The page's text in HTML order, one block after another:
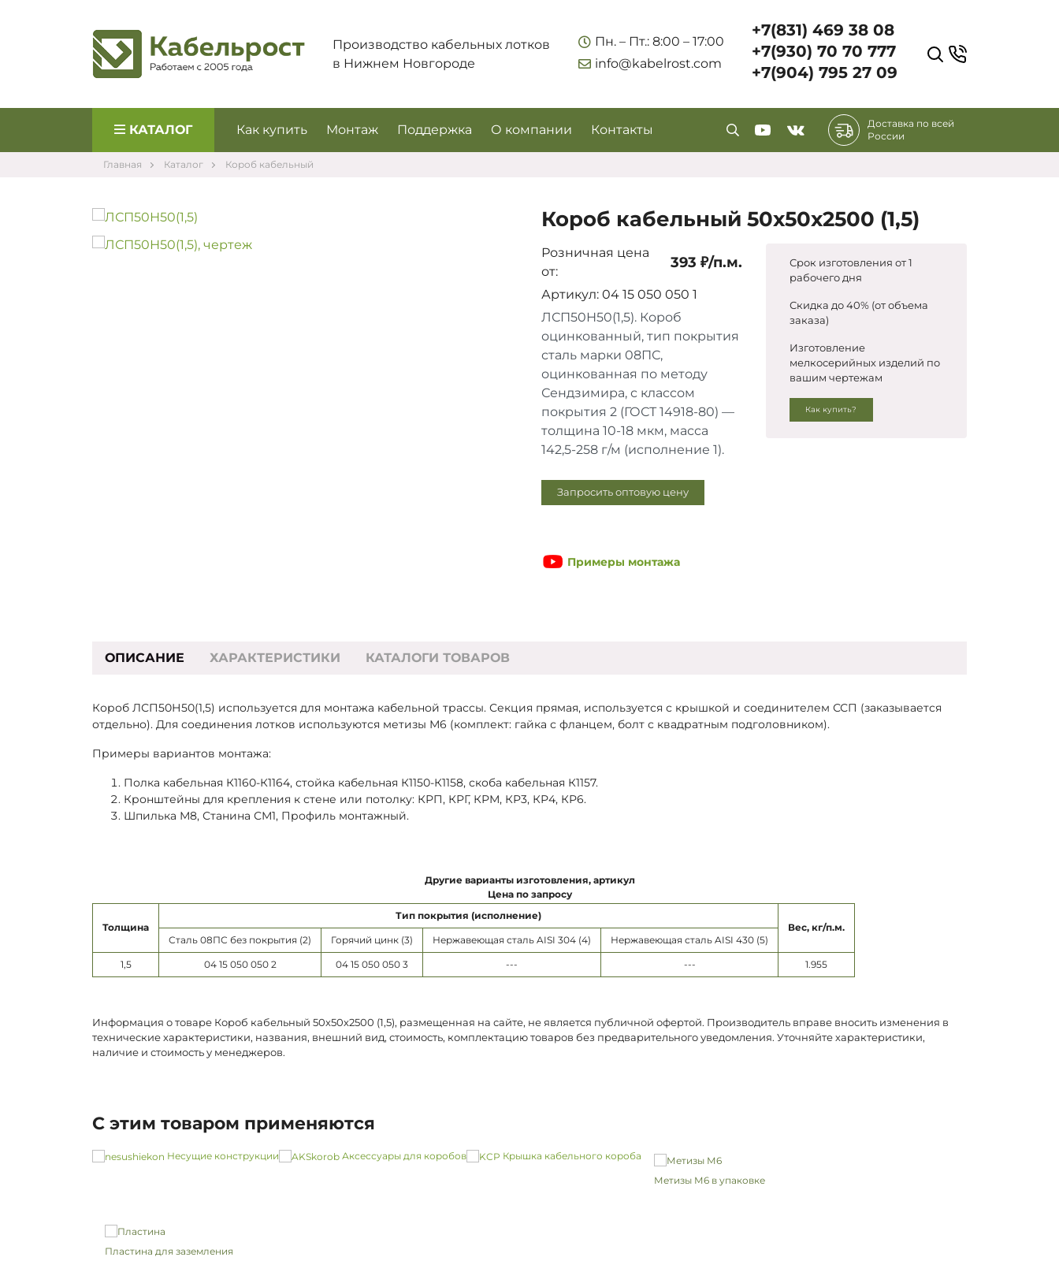
Производство кабельных лотков
в Нижнем Новгороде
Пн. – Пт.: 8:00 – 17:00
info@kabelrost.com
+7(831) 469 38 08
+7(930) 70 70 777
+7(904) 795 27 09
КАТАЛОГ Как купить Монтаж Поддержка О компании Контакты
Доставка по всей
России
Главная Каталог Короб кабельный
Короб кабельный 50х50х2500 (1,5)
Розничная цена
от:
393 ₽/п.м.
Артикул: 04 15 050 050 1
ЛСП50Н50(1,5). Короб
оцинкованный, тип покрытия
сталь марки 08ПС,
оцинкованная по методу
Сендзимира, с классом
покрытия 2 (ГОСТ 14918-80) —
толщина 10-18 мкм, масса
142,5-258 г/м (исполнение 1).
Запросить оптовую цену
Примеры монтажа
Срок изготовления от 1
рабочего дня
Скидка до 40% (от объема
заказа)
Изготовление
мелкосерийных изделий по
вашим чертежам
Как купить?
ОПИСАНИЕ ХАРАКТЕРИСТИКИ КАТАЛОГИ ТОВАРОВ
Короб ЛСП50Н50(1,5) используется для монтажа кабельной трассы. Секция прямая, используется с крышкой и соединителем ССП (заказывается
отдельно). Для соединения лотков используются метизы М6 (комплект: гайка с фланцем, болт с квадратным подголовником).
Примеры вариантов монтажа:
Полка кабельная К1160-К1164, стойка кабельная К1150-К1158, скоба кабельная К1157.
Кронштейны для крепления к стене или потолку: КРП, КРГ, КРМ, КР3, КР4, КР6.
Шпилька М8, Станина СМ1, Профиль монтажный.
Другие варианты изготовления, артикул
Цена по запросу
Толщина
Тип покрытия (исполнение)
Вес, кг/п.м.
Сталь 08ПС без покрытия (2)
Горячий цинк (3) Нержавеющая сталь AISI 304 (4) Нержавеющая сталь AISI 430 (5)
1,5 04 15 050 050 2 04 15 050 050 3 --- --- 1.955
Информация о товаре Короб кабельный 50х50х2500 (1,5), размещенная на сайте, не является публичной офертой. Производитель вправе вносить изменения в
технические характеристики, названия, внешний вид, стоимость, комплектацию товаров без предварительного уведомления. Уточняйте характеристики,
наличие и стоимость у менеджеров.
С этим товаром применяются
Несущие конструкции Аксессуары для коробов Крышка кабельного короба
Метизы М6 в упаковке
Пластина для заземления
Укажите контакты для связи и требования к заказу –
предложим лучшие варианты по цене, согласуем
сроки и подберём доставку.